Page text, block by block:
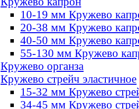
10-19 мм Кружево
20-38 мм Кружево
40-50 мм Кружево
55-130 мм Кружево
Кружево органза
Кружево стрейч эластичное
15-32 мм Кружево
34-45 мм Кружево